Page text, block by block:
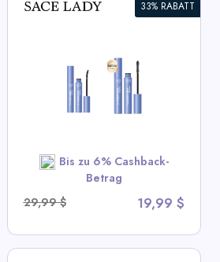
33% RABATT
Bis zu 6% Cashback-
Betrag
29,99 $
19,99 $